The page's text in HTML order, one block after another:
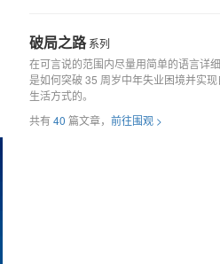
破局之路系列
在可言说的范围内尽量用简单的语言详
是如何突破 35 周岁中年失业困境并实现
生活方式的。
共有40 篇文章， 前往围观 >